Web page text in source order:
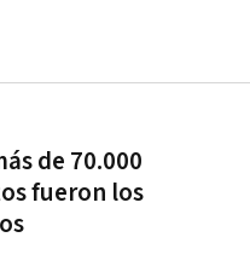
de 70.000
fueron los